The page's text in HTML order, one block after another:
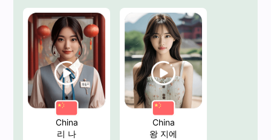
China
리 나
China
왕 지에